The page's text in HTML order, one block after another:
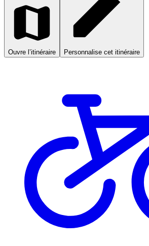
Ouvre l’itinéraire Personnalise cet itinéraire